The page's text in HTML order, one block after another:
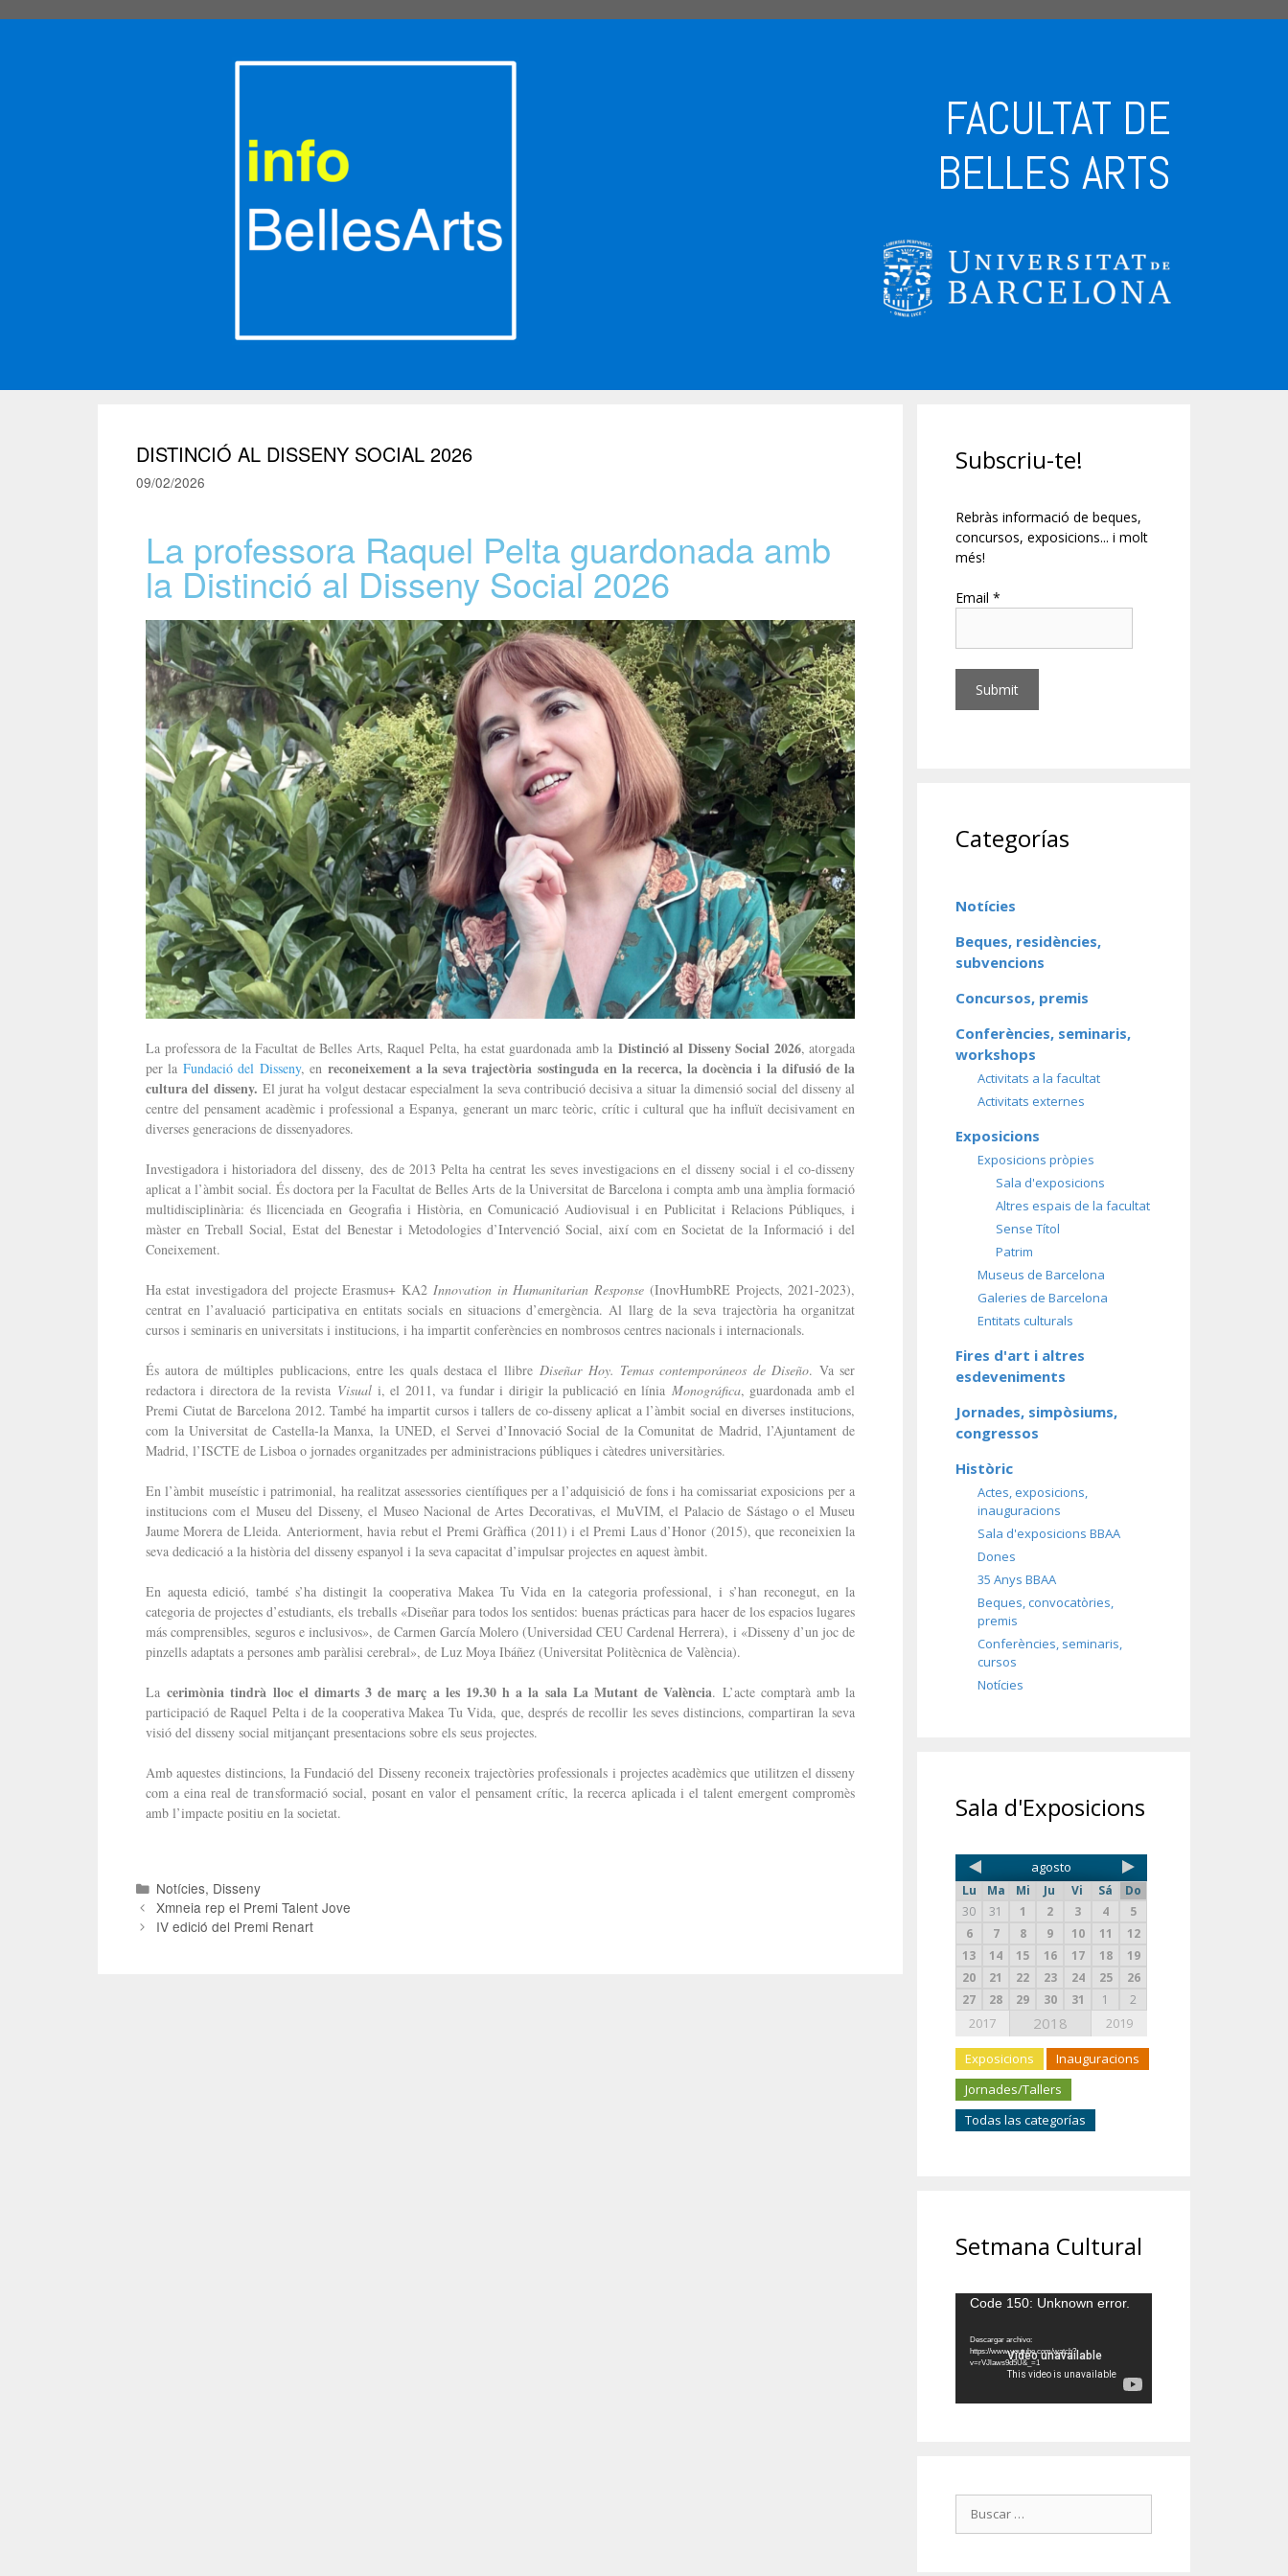
FACULTAT DE
BELLES ARTS
DISTINCIÓ AL DISSENY SOCIAL 2026
09/02/2026
La professora Raquel Pelta guardonada amb
la Distinció al Disseny Social 2026
La professora de la Facultat de Belles Arts, Raquel Pelta, ha estat guardonada amb la Distinció al Disseny Social 2026, atorgada
per laFundació del Disseny, en reconeixement a la seva trajectòria sostinguda en la recerca, la docència i la difusió de la
cultura del disseny. El jurat ha volgut destacar especialment la seva contribució decisiva a situar la dimensió social del disseny al
centre del pensament acadèmic i professional a Espanya, generant un marc teòric, crític i cultural que ha influït decisivament en
diverses generacions de dissenyadores.
Investigadora i historiadora del disseny, des de 2013 Pelta ha centrat les seves investigacions en el disseny social i el co-disseny
aplicat a l’àmbit social. És doctora per la Facultat de Belles Arts de la Universitat de Barcelona i compta amb una àmplia formació
multidisciplinària: és llicenciada en Geografia i Història, en Comunicació Audiovisual i en Publicitat i Relacions Públiques, i
màster en Treball Social, Estat del Benestar i Metodologies d’Intervenció Social, així com en Societat de la Informació i del
Coneixement.
Ha estat investigadora del projecte Erasmus+ KA2Innovation in Humanitarian Response(InovHumbRE Projects, 2021-2023),
centrat en l’avaluació participativa en entitats socials en situacions d’emergència. Al llarg de la seva trajectòria ha organitzat
cursos i seminaris en universitats i institucions, i ha impartit conferències en nombrosos centres nacionals i internacionals.
És autora de múltiples publicacions, entre les quals destaca el llibreDiseñar Hoy. Temas contemporáneos de Diseño. Va ser
redactora i directora de la revista Visuali, el 2011, va fundar i dirigir la publicació en línia Monográfica, guardonada amb el
Premi Ciutat de Barcelona 2012. També ha impartit cursos i tallers de co-disseny aplicat a l’àmbit social en diverses institucions,
com la Universitat de Castella-la Manxa, la UNED, el Servei d’Innovació Social de la Comunitat de Madrid, l’Ajuntament de
Madrid, l’ISCTE de Lisboa o jornades organitzades per administracions públiques i càtedres universitàries.
En l’àmbit museístic i patrimonial, ha realitzat assessories científiques per a l’adquisició de fons i ha comissariat exposicions per a
institucions com el Museu del Disseny, el Museo Nacional de Artes Decorativas, el MuVIM, el Palacio de Sástago o el Museu
Jaume Morera de Lleida. Anteriorment, havia rebut el Premi Gràffica (2011) i el Premi Laus d’Honor (2015), que reconeixien la
seva dedicació a la història del disseny espanyol i la seva capacitat d’impulsar projectes en aquest àmbit.
En aquesta edició, també s’ha distingit la cooperativa Makea Tu Vida en la categoria professional, i s’han reconegut, en la
categoria de projectes d’estudiants, els treballs «Diseñar para todos los sentidos: buenas prácticas para hacer de los espacios lugares
más comprensibles, seguros e inclusivos», de Carmen García Molero (Universidad CEU Cardenal Herrera), i «Disseny d’un joc de
pinzells adaptats a persones amb paràlisi cerebral», de Luz Moya Ibáñez (Universitat Politècnica de València).
Lacerimònia tindrà lloc el dimarts 3 de març a les 19.30 h a la sala La Mutant de València. L’acte comptarà amb la
participació de Raquel Pelta i de la cooperativa Makea Tu Vida, que, després de recollir les seves distincions, compartiran la seva
visió del disseny social mitjançant presentacions sobre els seus projectes.
Amb aquestes distincions, la Fundació del Disseny reconeix trajectòries professionals i projectes acadèmics que utilitzen el disseny
com a eina real de transformació social, posant en valor el pensament crític, la recerca aplicada i el talent emergent compromès
amb l’impacte positiu en la societat.
Notícies, Disseny
Xmneia rep el Premi Talent Jove
IV edició del Premi Renart
Subscriu-te!
Rebràs informació de beques,
concursos, exposicions... i molt
més!
Email *
Categorías
Notícies
Beques, residències,
subvencions
Concursos, premis
Conferències, seminaris,
workshops
Activitats a la facultat
Activitats externes
Exposicions
Exposicions pròpies
Sala d'exposicions
Altres espais de la facultat
Sense Títol
Patrim
Museus de Barcelona
Galeries de Barcelona
Entitats culturals
Fires d'art i altres
esdeveniments
Jornades, simpòsiums,
congressos
Històric
Actes, exposicions,
inauguracions
Sala d'exposicions BBAA
Dones
35 Anys BBAA
Beques, convocatòries,
premis
Conferències, seminaris,
cursos
Notícies
Sala d'Exposicions
agosto
Lu Ma Mi Ju Vi Sá
Do
30
31 1 2 3 4
5
6
7 8 9 10 11
12
13
14 15 16 17 18
19
20
21 22 23 24 25
26
27
28 29 30 31 1 2
2017 2018 2019
Exposicions
Inauguracions
Jornades/Tallers
Todas las categorías
Setmana Cultural
Reproductor
vídeo
Code 150: Unknown error.
Descargar archivo:
https://www.youtube.com/watch?
v=rVJlaws9d5U&_=1